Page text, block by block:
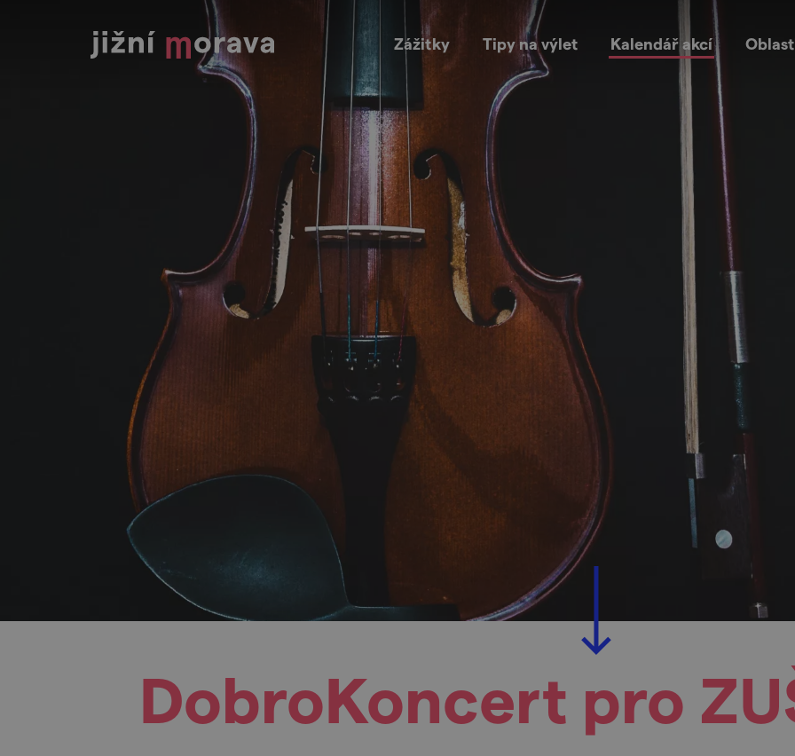
Zážitky Tipy na výlet Kalendář akcí
DobroKoncert pro